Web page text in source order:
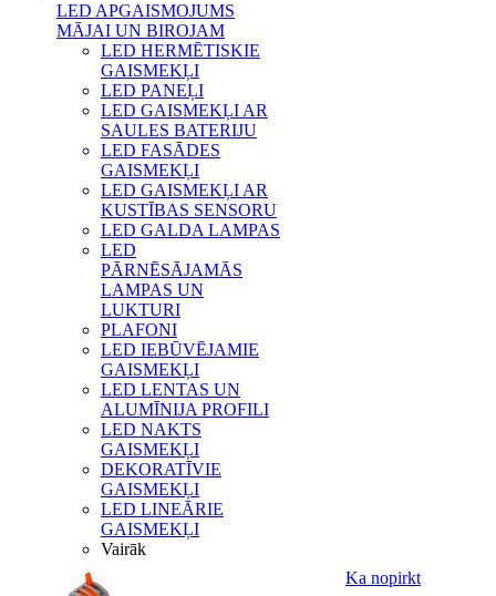
LED APGAISMOJUMS
MĀJAI UN BIROJAM
LED HERMĒTISKIE
GAISMEKĻI
LED PANEĻI
LED GAISMEKĻI AR
SAULES BATERIJU
LED FASĀDES
GAISMEKĻI
LED GAISMEKĻI AR
KUSTĪBAS SENSORU
LED GALDA LAMPAS
LED
PĀRNĒSĀJAMĀS
LAMPAS UN
LUKTURI
PLAFONI
LED IEBŪVĒJAMIE
GAISMEKĻI
LED LENTAS UN
ALUMĪNIJA PROFILI
LED NAKTS
GAISMEKĻI
DEKORATĪVIE
GAISMEKĻI
LED LINEĀRIE
GAISMEKĻI
Vairāk
Ka nopirkt